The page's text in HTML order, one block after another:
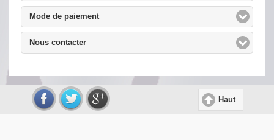
Mode de paiementclick to expand contents
Nous contacterclick to expand contents
Haut